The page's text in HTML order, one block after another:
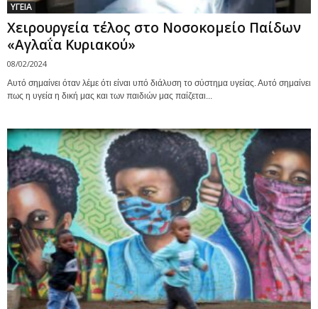
ΥΓΕΙΑ
Χειρουργεία τέλος στο Νοσοκομείο Παίδων
«Αγλαΐα Κυριακού»
08/02/2024
Αυτό σημαίνει όταν λέμε ότι είναι υπό διάλυση το σύστημα υγείας. Αυτό σημαίνει
πως η υγεία η δική μας και των παιδιών μας παίζεται...